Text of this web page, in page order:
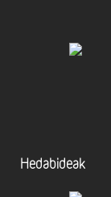
Hedabideak